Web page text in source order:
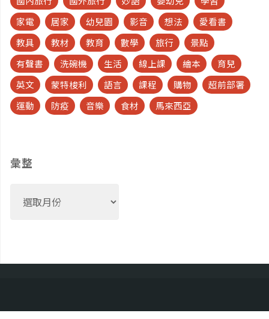
家電
居家 幼兒園 影音 想法
愛看書
教具
教材 教育 數學 旅行
景點
有聲書
洗碗機 生活 線上課 繪本
育兒
英文
蒙特梭利 語言 課程 購物
超前部署
運動
防疫 音樂 食材 馬來西亞
彙整